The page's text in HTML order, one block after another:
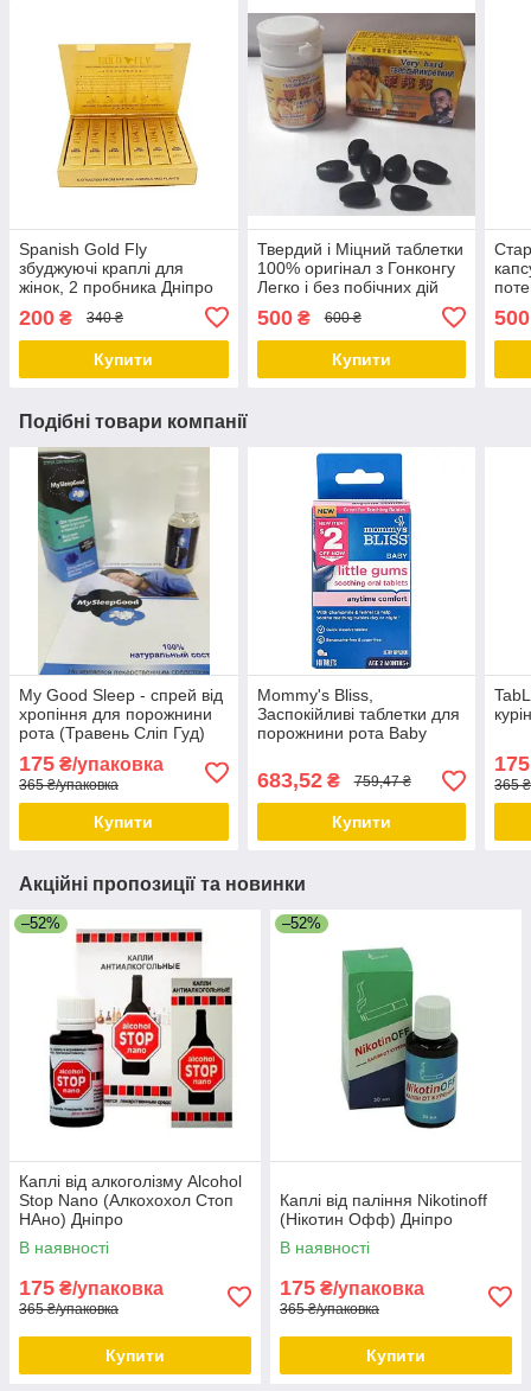
Spanish Gold Fly
збуджуючі краплі для
жінок, 2 пробника Дніпро
200 ₴ 340 ₴
Купити
Твердий і Міцний таблетки
100% оригінал з Гонконгу
Легко і без побічних дій
500₴ 600 ₴
Купити
500
Подібні товари компанії
My Good Sleep - спрей від
хропіння для порожнини
рота (Травень Сліп Гуд)
Дніпро
175 ₴/упаковка
365 ₴/упаковка
Купити
Mommy's Bliss,
Заспокійливі таблетки для
порожнини рота Baby
місяців, 140 таблеток
683,52₴ 759,47 ₴
Купити
175
365
Акційні пропозиції та новинки
–52%
Каплі від алкоголізму Alcohol
Stop Nano (Алкохохол Стоп
НАно) Дніпро
В наявності
175 ₴/упаковка
365 ₴/упаковка
Купити
–52%
Каплі від паління Nikotinoff
(Нікотин Офф) Дніпро
В наявності
175 ₴/упаковка
365 ₴/упаковка
Купити